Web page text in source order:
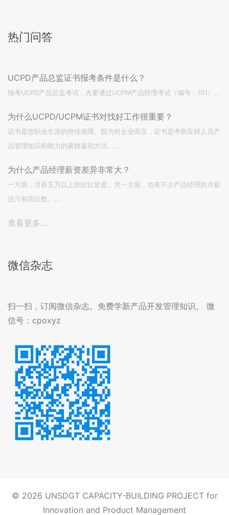
热门问答
UCPD产品总监证书报考条件是什么？
报考UCPD产品总监考试，先要通过UCPM产品经理考试（编号：101）...
为什么UCPD/UCPM证书对找好工作很重要？
证书是您职业生涯的绝佳保障。因为对企业而言，证书是考察应聘人员产
品管理知识和能力的最快鉴别方法。...
为什么产品经理薪资差异非常大？
一方面，月薪五万以上的比比皆是。另一方面，也有不少产品经理的月薪
还只有四位数。...
查看更多…
微信杂志
扫一扫，订阅微信杂志。免费学新产品开发管理知识。 微
信号：cpoxyz
© 2026 UNSDGT CAPACITY-BUILDING PROJECT for
Innovation and Product Management